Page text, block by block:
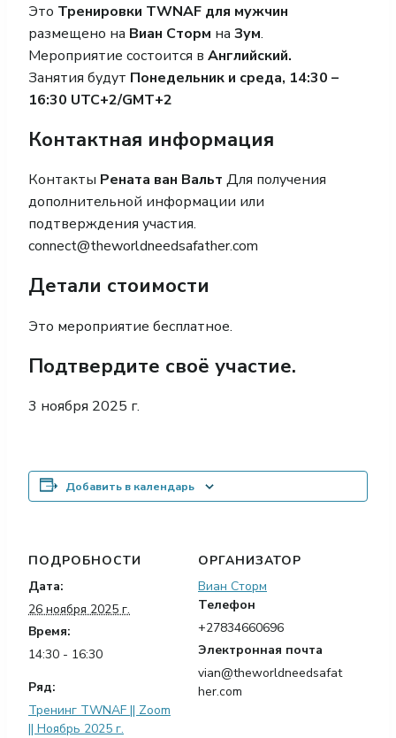
Это Тренировки TWNAF для мужчин
размещено на Виан Сторм на Зум.
Мероприятие состоится в Английский.
Занятия будут Понедельник и среда, 14:30 –
16:30 UTC+2/GMT+2
Контактная информация
Контакты Рената ван Вальт Для получения
дополнительной информации или
подтверждения участия.
connect@theworldneedsafather.com
Детали стоимости
Это мероприятие бесплатное.
Подтвердите своё участие.
3 ноября 2025 г.
Добавить в календарь
ПОДРОБНОСТИ
Дата:
26 ноября 2025 г.
Время:
14:30 - 16:30
Ряд:
Тренинг TWNAF || Zoom
|| Ноябрь 2025 г.
ОРГАНИЗАТОР
Виан Сторм
Телефон
+27834660696
Электронная почта
vian@theworldneedsafat
her.com